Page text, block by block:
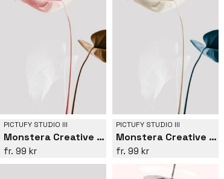
PICTUFY STUDIO III
Monstera Creative 21
99 kr
PICTUFY STUDIO III
Monstera Creative 22
99 kr